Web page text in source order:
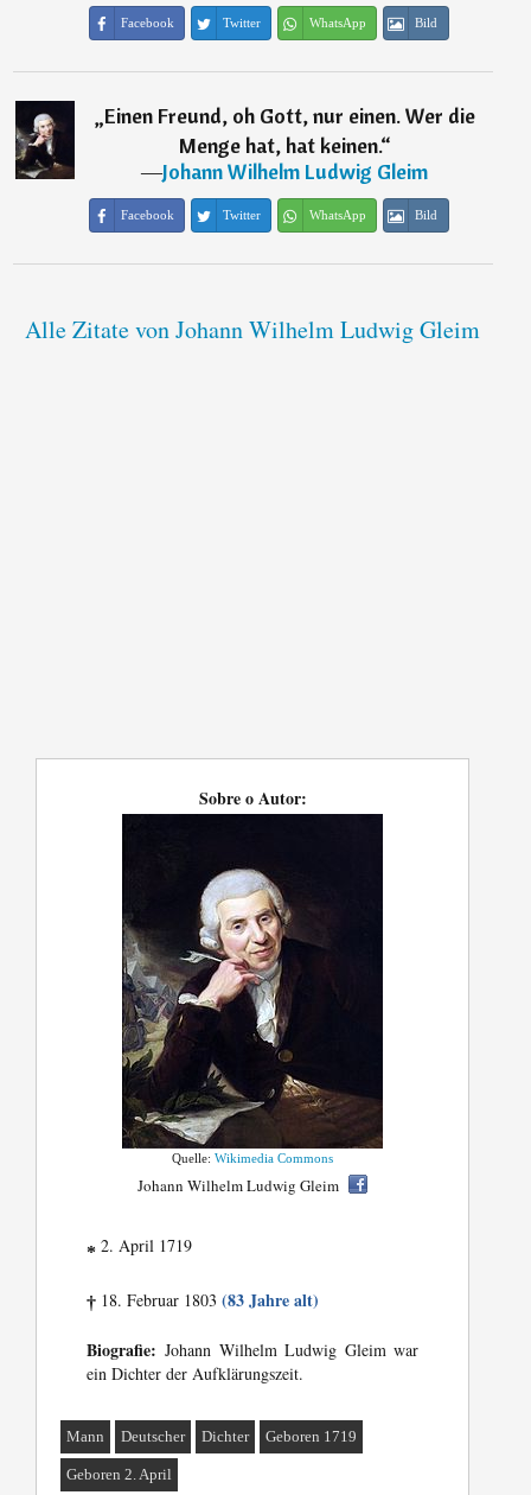
Facebook Twitter WhatsApp Bild
„Einen Freund, oh Gott, nur einen. Wer die
Menge hat, hat keinen.“
―Johann Wilhelm Ludwig Gleim
Facebook Twitter WhatsApp Bild
Alle Zitate von Johann Wilhelm Ludwig Gleim
Sobre o Autor:
Quelle:Wikimedia Commons
Johann Wilhelm Ludwig Gleim
* 2. April 1719
† 18. Februar 1803(83 Jahre alt)
Biografie: Johann Wilhelm Ludwig Gleim war
ein Dichter der Aufklärungszeit.
Mann Deutscher Dichter Geboren 1719
Geboren 2. April